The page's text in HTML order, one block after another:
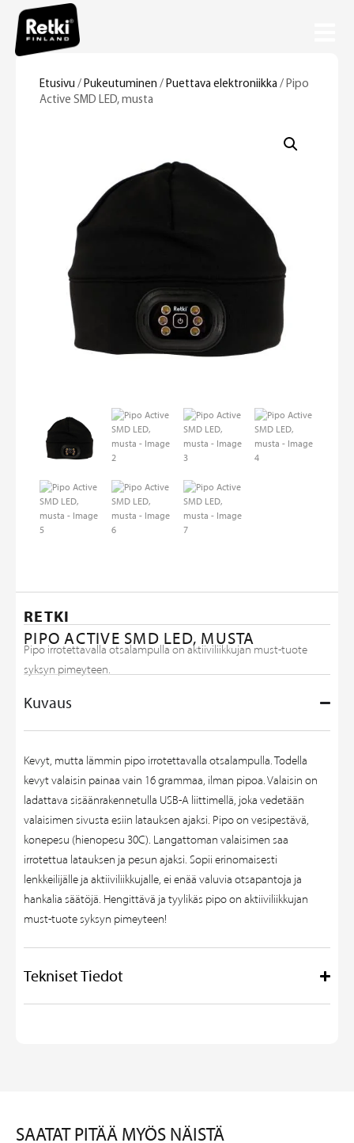
Etusivu / Pukeutuminen / Puettava elektroniikka / Pipo
Active SMD LED, musta
RETKI
PIPO ACTIVE SMD LED, MUSTA
Pipo irrotettavalla otsalampulla on aktiiviliikkujan must-tuote
syksyn pimeyteen.
Kuvaus
Kevyt, mutta lämmin pipo irrotettavalla otsalampulla. Todella
kevyt valaisin painaa vain 16 grammaa, ilman pipoa. Valaisin on
ladattava sisäänrakennetulla USB-A liittimellä, joka vedetään
valaisimen sivusta esiin latauksen ajaksi. Pipo on vesipestävä,
konepesu (hienopesu 30C). Langattoman valaisimen saa
irrotettua latauksen ja pesun ajaksi. Sopii erinomaisesti
lenkkeilijälle ja aktiiviliikkujalle, ei enää valuvia otsapantoja ja
hankalia säätöjä. Hengittävä ja tyylikäs pipo on aktiiviliikkujan
must-tuote syksyn pimeyteen!
Tekniset Tiedot
SAATAT PITÄÄ MYÖS NÄISTÄ